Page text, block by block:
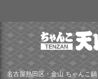
名古屋熱田区・金山 ちゃんこ